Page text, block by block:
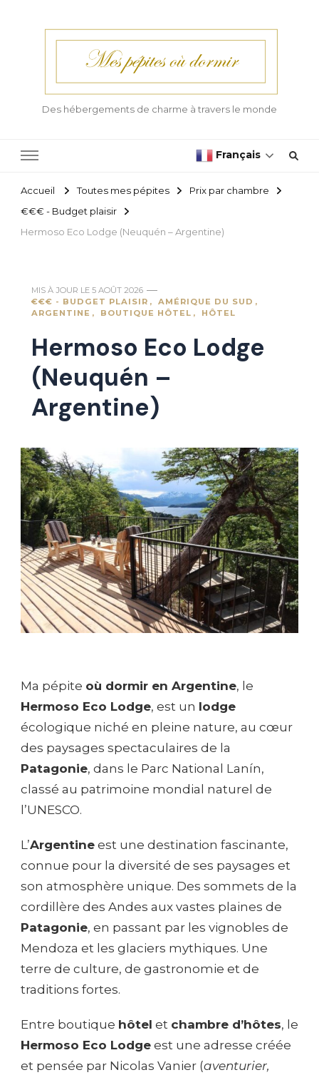
Des hébergements de charme à travers le monde
Français
Accueil Toutes mes pépites
Prix par chambre
€€€ - Budget plaisir
Hermoso Eco Lodge (Neuquén – Argentine)
MIS À JOUR LE 5 AOÛT 2026
€€€ - BUDGET PLAISIR
AMÉRIQUE DU SUD
ARGENTINE
BOUTIQUE HÔTEL HÔTEL
Hermoso Eco Lodge
(Neuquén –
Argentine)
Ma pépite où dormir en Argentine, le
Hermoso Eco Lodge, est un lodge
écologique niché en pleine nature, au cœur
des paysages spectaculaires de la
Patagonie, dans le Parc National Lanín,
classé au patrimoine mondial naturel de
l’UNESCO.
L’Argentine est une destination fascinante,
connue pour la diversité de ses paysages et
son atmosphère unique. Des sommets de la
cordillère des Andes aux vastes plaines de
Patagonie, en passant par les vignobles de
Mendoza et les glaciers mythiques. Une
terre de culture, de gastronomie et de
traditions fortes.
Entre boutique hôtel et chambre d’hôtes, le
Hermoso Eco Lodge est une adresse créée
et pensée par Nicolas Vanier (aventurier,